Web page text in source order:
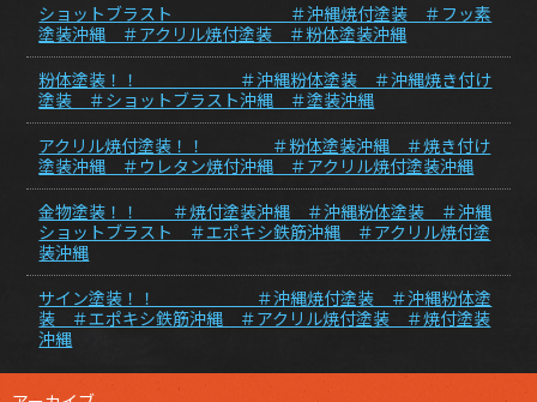
ショットブラスト ＃沖縄焼付塗装 ＃フッ素
塗装沖縄 ＃アクリル焼付塗装 ＃粉体塗装沖縄
粉体塗装！！ ＃沖縄粉体塗装 ＃沖縄焼き付け
塗装 ＃ショットブラスト沖縄 ＃塗装沖縄
アクリル焼付塗装！！ ＃粉体塗装沖縄 ＃焼き付け
塗装沖縄 ＃ウレタン焼付沖縄 ＃アクリル焼付塗装沖縄
金物塗装！！ ＃焼付塗装沖縄 ＃沖縄粉体塗装 ＃沖縄
ショットブラスト ＃エポキシ鉄筋沖縄 ＃アクリル焼付塗
装沖縄
サイン塗装！！ ＃沖縄焼付塗装 ＃沖縄粉体塗
装 ＃エポキシ鉄筋沖縄 ＃アクリル焼付塗装 ＃焼付塗装
沖縄